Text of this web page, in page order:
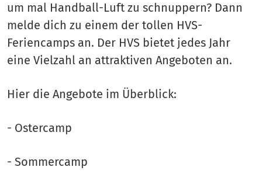
um mal Handball-Luft zu schnuppern? Dann
melde dich zu einem der tollen HVS-
Feriencamps an. Der HVS bietet jedes Jahr
eine Vielzahl an attraktiven Angeboten an.
Hier die Angebote im Überblick:
- Ostercamp
- Sommercamp